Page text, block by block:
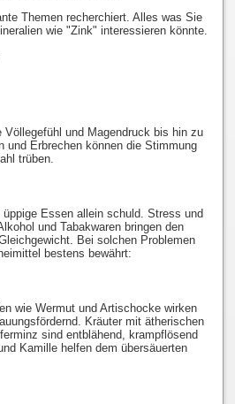
Themen recherchiert. Alles was Sie
wie "Zink" interessieren könnte.
Völlegefühl und Magendruck bis hin zu
und Erbrechen können die Stimmung
trüben.
Essen allein schuld. Stress und
und Tabakwaren bringen den
Bei solchen Problemen
bestens bewährt:
wie Wermut und Artischocke wirken
Kräuter mit ätherischen
sind entblähend, krampflösend
Kamille helfen dem übersäuerten